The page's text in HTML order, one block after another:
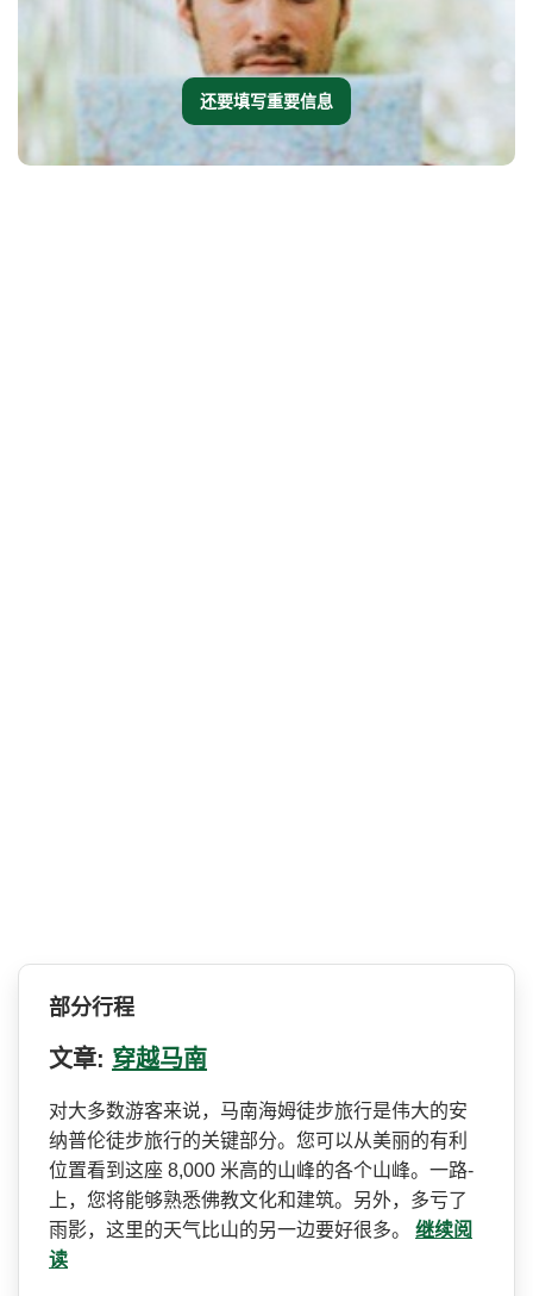
还要填写重要信息
部分行程
文章: 穿越马南
对大多数游客来说，马南海姆­徒步旅行是伟大的安
纳普伦徒步旅行的关键部分。您可­以从美丽的有利
位置看到这座 8,000 米高的山峰的各个山峰。一路­
上，您将能够熟悉佛教文化和建筑。另外，多亏了
雨影­，这里的天气比山的另一边要好很多。 继续阅
读